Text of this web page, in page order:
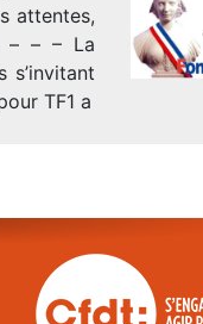
attentes,
– – – La
s’invitant
TF1 a